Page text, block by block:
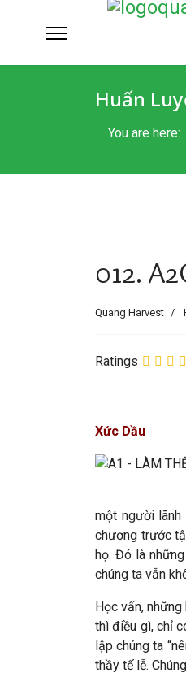
Huấn
You are here:
012.
Quang Harvest
Ratings
Xức Dầu
một người lãnh
chương trước
họ. Đó là
chúng ta vẫn
Học vấn,
thì điều gì, chỉ
lập chúng ta
thầy tế lễ.